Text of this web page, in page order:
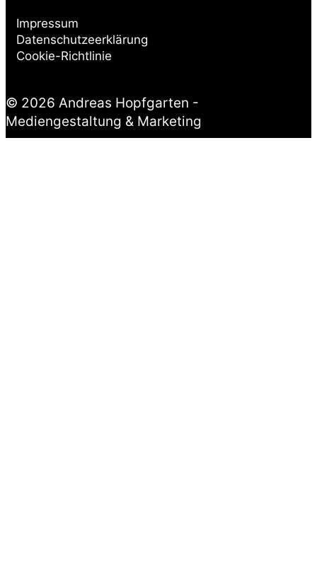
Impressum
Datenschutzeerklärung
Cookie-Richtlinie
© 2026 Andreas Hopfgarten -
Mediengestaltung & Marketing